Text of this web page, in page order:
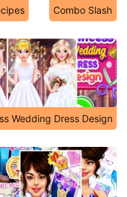
Combo Slash
Wedding Dress Design